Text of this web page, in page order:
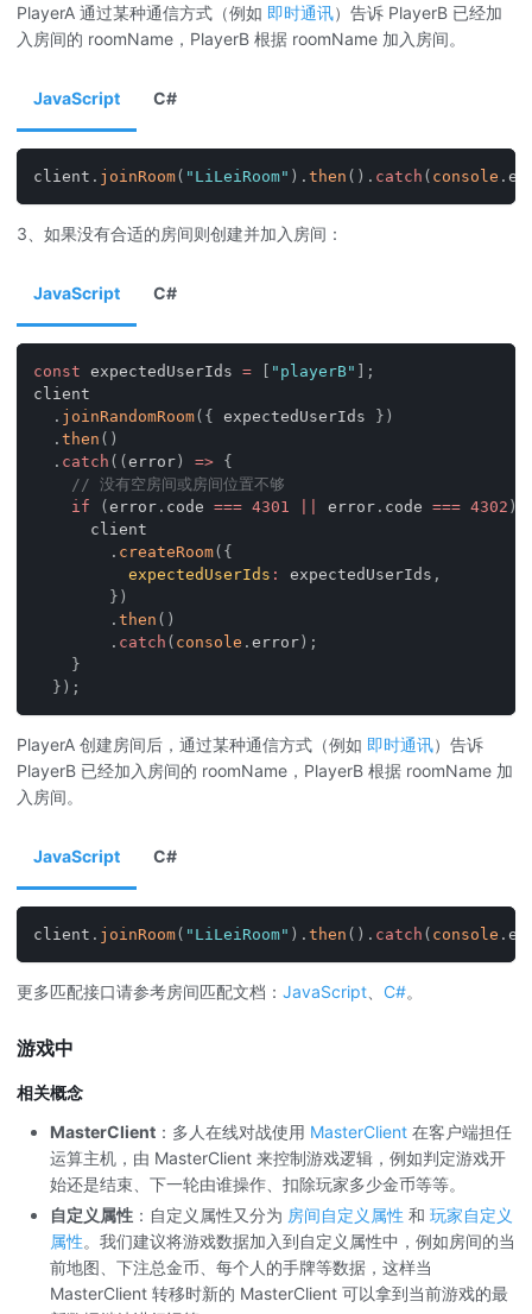
PlayerA 通过某种通信方式（例如 即时通讯）告诉 PlayerB 已经加
入房间的 roomName，PlayerB 根据 roomName 加入房间。
JavaScript C#
client . joinRoom( "LiLeiRoom" ) . then ( ) . catch ( console .
3、如果没有合适的房间则创建并加入房间：
JavaScript C#
const expectedUserIds = [ "playerB" ] ;
client
. joinRandomRoom( { expectedUserIds } )
. then ( )
. catch ( (error) => {
// 没有空房间或房间位置不够
if
(error . code === 4301 error . code === 4302 )
      client
. createRoom( {
expectedUserIds : expectedUserIds ,
} )
. then ( )
. catch ( console . error) ;
}
} ) ;
PlayerA 创建房间后，通过某种通信方式（例如 即时通讯）告诉
PlayerB 已经加入房间的 roomName，PlayerB 根据 roomName 加
入房间。
JavaScript C#
client . joinRoom( "LiLeiRoom" ) . then ( ) . catch ( console .
更多匹配接口请参考房间匹配文档： JavaScript C#。
游戏中
相关概念
MasterClient ：多人在线对战使用 MasterClient 在客户端担任
运算主机，由 MasterClient 来控制游戏逻辑，例如判定游戏开
始还是结束、下一轮由谁操作、扣除玩家多少金币等等。
自定义属性 ：自定义属性又分为 房间自定义属性 和 玩家自定义
属性。我们建议将游戏数据加入到自定义属性中，例如房间的当
前地图、下注总金币、每个人的手牌等数据，这样当
MasterClient 转移时新的 MasterClient 可以拿到当前游戏的最